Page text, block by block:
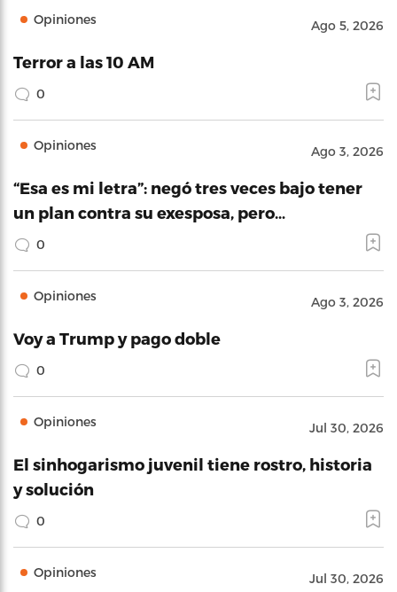
Opiniones Ago 5, 2026
Terror a las 10 AM
0
Opiniones Ago 3, 2026
“Esa es mi letra”: negó tres veces bajo tener
un plan contra su exesposa, pero…
0
Opiniones Ago 3, 2026
Voy a Trump y pago doble
0
Opiniones Jul 30, 2026
El sinhogarismo juvenil tiene rostro, historia
y solución
0
Opiniones Jul 30, 2026